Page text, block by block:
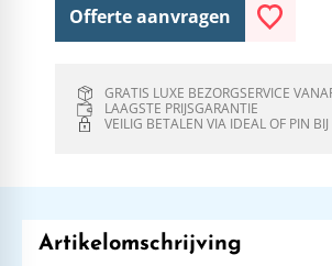
Offerte aanvragen
GRATIS LUXE BEZORGSERVICE
LAAGSTE PRIJSGARANTIE
VEILIG BETALEN VIA IDEAL OF PIN BIJ
Artikelomschrijving